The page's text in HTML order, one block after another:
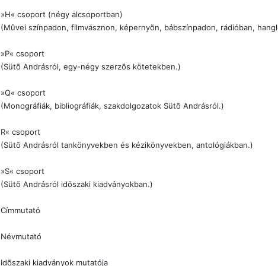
»H« csoport (négy alcsoportban)
(Mûvei színpadon, filmvásznon, képernyõn, bábszínpadon, rádióban,
»P« csoport
(Sütõ Andrásról, egy-négy szerzõs kötetekben.)
»Q« csoport
(Monográfiák, bibliográfiák, szakdolgozatok Sütõ Andrásról.)
R« csoport
(Sütõ Andrásról tankönyvekben és kézikönyvekben, antológiákban.)
»S« csoport
(Sütõ Andrásról idõszaki kiadványokban.)
Címmutató
Névmutató
Idõszaki kiadványok mutatója